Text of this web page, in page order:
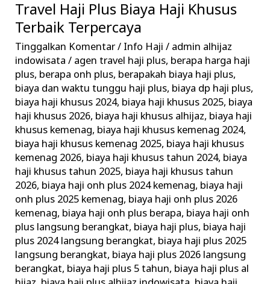
Travel Haji Plus Biaya Haji Khusus
Terbaik Terpercaya
Tinggalkan Komentar/ Info Haji / admin alhijaz
indowisata/ agen travel haji plus, berapa harga haji
plus, berapa onh plus, berapakah biaya haji plus,
biaya dan waktu tunggu haji plus, biaya dp haji plus,
biaya haji khusus 2024, biaya haji khusus 2025, biaya
haji khusus 2026, biaya haji khusus alhijaz, biaya haji
khusus kemenag, biaya haji khusus kemenag 2024,
biaya haji khusus kemenag 2025, biaya haji khusus
kemenag 2026, biaya haji khusus tahun 2024, biaya
haji khusus tahun 2025, biaya haji khusus tahun
2026, biaya haji onh plus 2024 kemenag, biaya haji
onh plus 2025 kemenag, biaya haji onh plus 2026
kemenag, biaya haji onh plus berapa, biaya haji onh
plus langsung berangkat, biaya haji plus, biaya haji
plus 2024 langsung berangkat, biaya haji plus 2025
langsung berangkat, biaya haji plus 2026 langsung
berangkat, biaya haji plus 5 tahun, biaya haji plus al
Travel
Haji
Plus
Biaya
Haji
Khusus
Terbaik
Terpercaya